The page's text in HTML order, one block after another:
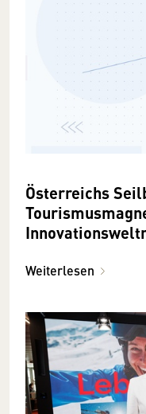
Österreichs
Weiterlesen